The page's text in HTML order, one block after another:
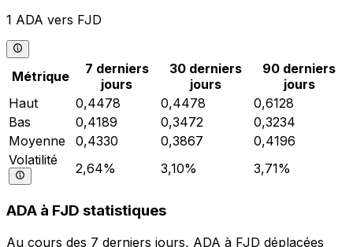
1 ADA vers FJD
Métrique
7 derniers
jours
30 derniers
jours
90 derniers
jours
Haut
0,4478 0,4478
0,6128
Bas
0,4189 0,3472
0,3234
Moyenne
0,4330 0,3867
0,4196
Volatilité
2,64% 3,10% 3,71%
ADA à FJD statistiques
Au cours des 7 derniers jours, ADA à FJD déplacées